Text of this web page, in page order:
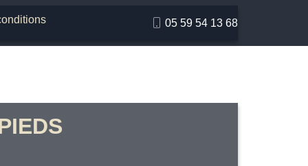
05 59 54 13 68